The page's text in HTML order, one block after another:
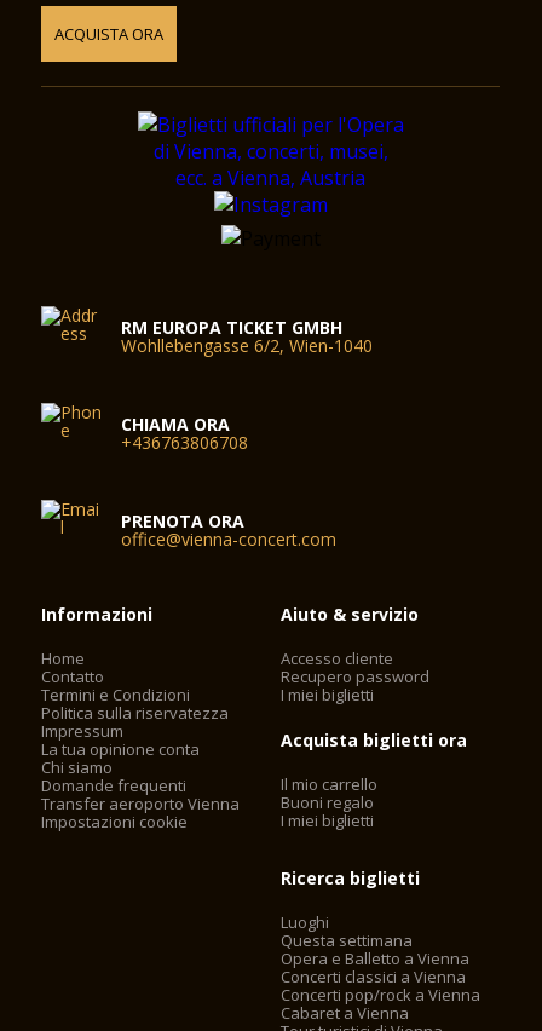
ACQUISTA ORA
RM EUROPA TICKET GMBH
Wohllebengasse 6/2, Wien-1040
CHIAMA ORA
+436763806708
PRENOTA ORA
office@vienna-concert.com
Informazioni
Home
Contatto
Termini e Condizioni
Politica sulla riservatezza
Impressum
La tua opinione conta
Chi siamo
Domande frequenti
Transfer aeroporto Vienna
Impostazioni cookie
Aiuto & servizio
Accesso cliente
Recupero password
I miei biglietti
Acquista biglietti ora
Il mio carrello
Buoni regalo
I miei biglietti
Ricerca biglietti
Luoghi
Questa settimana
Opera e Balletto a Vienna
Concerti classici a Vienna
Concerti pop/rock a Vienna
Cabaret a Vienna